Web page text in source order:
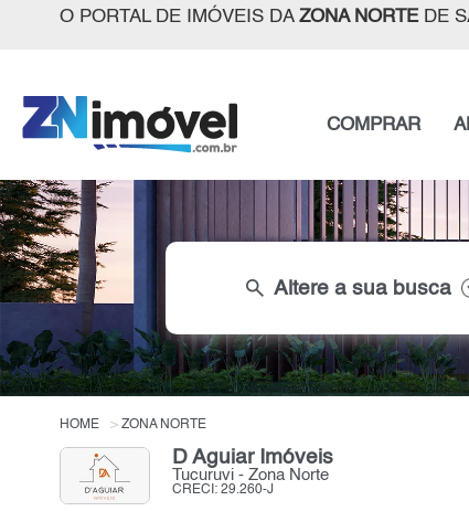
O PORTAL DE IMÓVEIS DA ZONA NORTEDE
COMPRAR
search Altere a sua busca
HOME ZONA NORTE
D Aguiar Imóveis
Tucuruvi - Zona Norte
CRECI: 29.260-J